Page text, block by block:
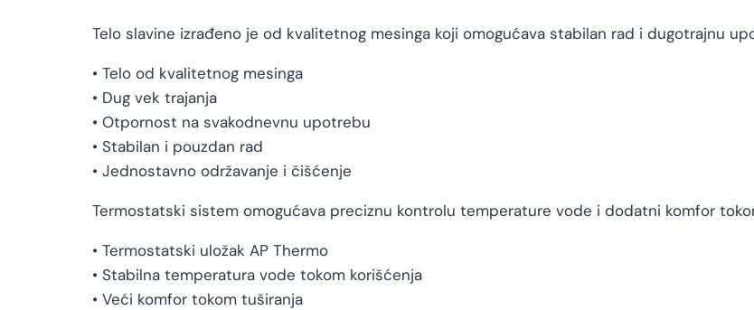
Telo slavine izrađeno je od kvalitetnog mesinga koji omogućava stabilan rad i dugotrajnu
• Telo od kvalitetnog mesinga
• Dug vek trajanja
• Otpornost na svakodnevnu upotrebu
• Stabilan i pouzdan rad
• Jednostavno održavanje i čišćenje
Termostatski sistem omogućava preciznu kontrolu temperature vode i dodatni komfor
• Termostatski uložak AP Thermo
• Stabilna temperatura vode tokom korišćenja
• Veći komfor tokom tuširanja